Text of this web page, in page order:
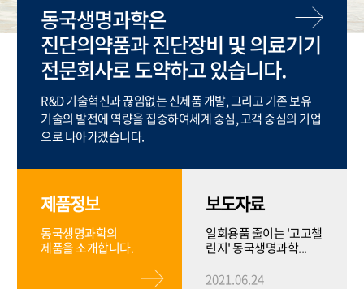
동국생명과학은
진단의약품과 진단장비 및 의료기기
전문회사로 도약하고 있습니다.
R&D 기술혁신과 끊임없는 신제품 개발, 그리고 기존 보유
기술의 발전에 역량을 집중하여세계 중심, 고객 중심의 기업
으로 나아가겠습니다.
제품정보
동국생명과학의
제품을 소개합니다.
보도자료
일회용품 줄이는 '고고챌
린지' 동국생명과학...
2021.06.24